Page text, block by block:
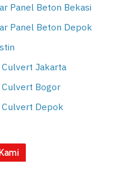
Panel Beton Bekasi
Panel Beton Depok
Culvert Jakarta
Culvert Bogor
Culvert Depok